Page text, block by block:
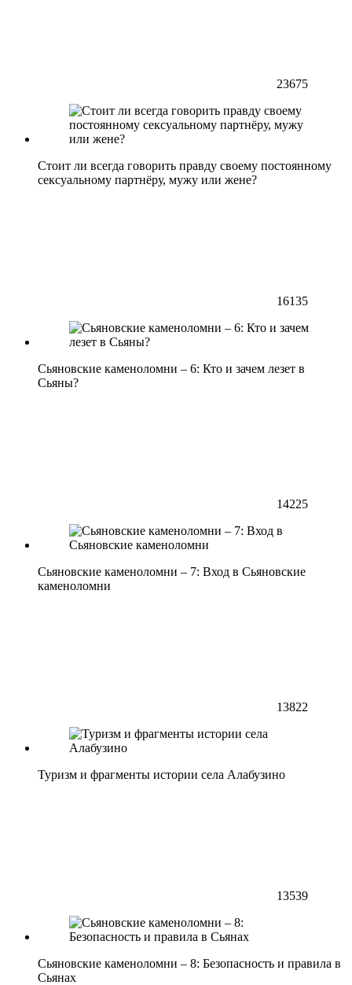
23675
Стоит ли всегда говорить правду своему постоянному
сексуальному партнёру, мужу или жене?
16135
Сьяновские каменоломни – 6: Кто и зачем лезет в
Сьяны?
14225
Сьяновские каменоломни – 7: Вход в Сьяновские
каменоломни
13822
Туризм и фрагменты истории села Алабузино
13539
Сьяновские каменоломни – 8: Безопасность и правила в
Сьянах